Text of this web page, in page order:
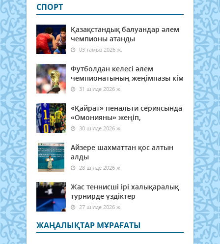
СПОРТ
Қазақстандық балуандар әлем
чемпионы атанды
03 тамыз 2026 ж.
Футболдан келесі әлем
чемпионатының жеңімпазы кім
31 шілде 2026 ж.
«Қайрат» пенальти сериясында
«Омонияны» жеңіп,
30 шілде 2026 ж.
Айзере шахматтан қос алтын
алды
28 шілде 2026 ж.
Жас теннисші ірі халықаралық
турнирде үздіктер
27 шілде 2026 ж.
ЖАҢАЛЫҚТАР МҰРАҒАТЫ